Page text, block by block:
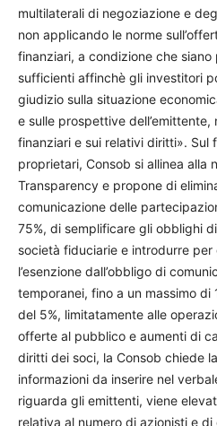
multilaterali di negoziazione e
non applicando le norme
finanziari, a condizione che
sufficienti affinchè gli investitori
giudizio sulla situazione
e sulle prospettive
finanziari e sui relativi diritti». Sul
proprietari, Consob si allinea alla
Transparency e propone di
comunicazione delle
75%, di semplificare gli obblighi
società fiduciarie e introdurre
l’esenzione dall’obbligo di
temporanei, fino a un massimo
del 5%, limitatamente alle
offerte al pubblico e aumenti di
diritti dei soci, la Consob chiede
informazioni da inserire nel
riguarda gli emittenti, viene
relativa al numero di azionisti e